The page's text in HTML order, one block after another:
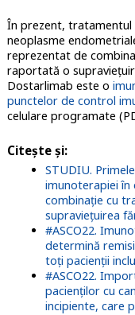
În prezent, tratamentul
neoplasme
reprezentat de
raportată o
Dostarlimab este o
punctelor de control
celulare programate
Citește și:
STUDIU.
imunoterapiei în
combinaţie cu
supravieţuirea
#ASCO22.
determină
toți pacienții
#ASCO22.
pacienților cu
incipiente, care